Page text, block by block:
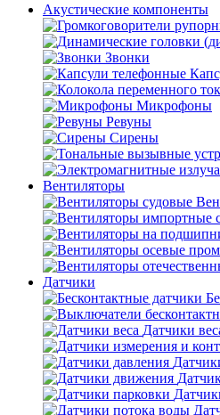
Акустические компоненты
Звонки
Микрофоны
Ревуны
Сирены
Вентиляторы
Датчики
Датчики